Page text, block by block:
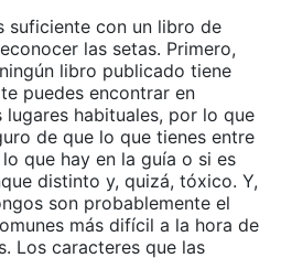
suficiente con un libro de
las setas. Primero,
libro publicado tiene
puedes encontrar en
habituales, por lo que
de que lo que tienes entre
que hay en la guía o si es
distinto y, quizá, tóxico. Y,
son probablemente el
más difícil a la hora de
Los caracteres que las